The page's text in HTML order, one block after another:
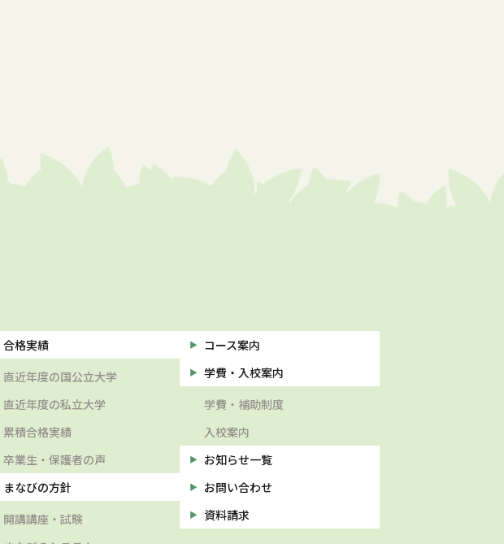
合格実績
直近年度の国公立大学
直近年度の私立大学
累積合格実績
卒業生・保護者の声
まなびの方針
開講講座・試験
コース案内
学費・入校案内
学費・補助制度
入校案内
お知らせ一覧
お問い合わせ
資料請求